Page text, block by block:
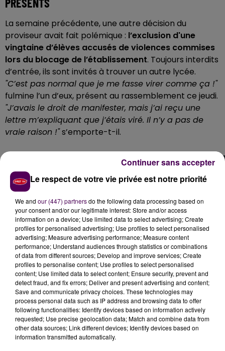
La semaine précédente, une autre décision du
proviseur avait fait polémique : l’exclusion d'une
vingtaine d’élèves accusés de violences commises
lors du blocage de l’établissement. Toujours interdits
d’entrée, ils sont invités à trouver un autre lycée.
"C’est pas normal que je me fasse virer comme ça !"
fulmine l’un d’eux, présent au rassemblement ce jeudi.
"J’avais le droit de manifester, mais j’ai reçu une
lettre m’expliquant que j’étais viré. Il n’y a pas de
vraie raison !"s’emporte-t-il.
Le respect de votre vie privée est notre priorité
We and our (447) partnersdo the following data processing based on
your consent and/or our legitimate interest: Store and/or access
information on a device; Use limited data to select advertising; Create
profiles for personalised advertising; Use profiles to select personalised
advertising; Measure advertising performance; Measure content
performance; Understand audiences through statistics or combinations
of data from different sources; Develop and improve services; Create
profiles to personalise content; Use profiles to select personalised
content; Use limited data to select content; Ensure security, prevent and
detect fraud, and fix errors; Deliver and present advertising and content;
Save and communicate privacy choices. These technologies may
process personal data such as IP address and browsing data to offer
following functionalities: Identify devices based on information actively
requested; Use precise geolocation data; Match and combine data from
other data sources; Link different devices; Identify devices based on
information transmitted automatically.
Continuer sans accepter